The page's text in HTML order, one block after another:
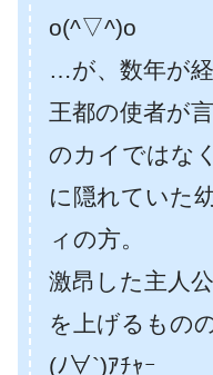
o(^▽^)o
…が、数年が
王都の使者が
のカイではな
に隠れていた
ィの方。
激昂した主人
を上げるもの
(ﾉ∀`)ｱﾁｬｰ